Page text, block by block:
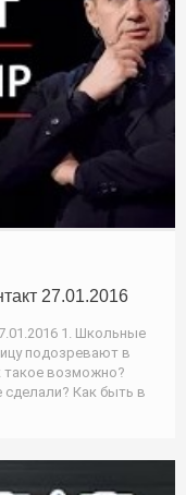
27.01.2016
1. Школьные
подозревают в
такое возможно?
сделали? Как быть в